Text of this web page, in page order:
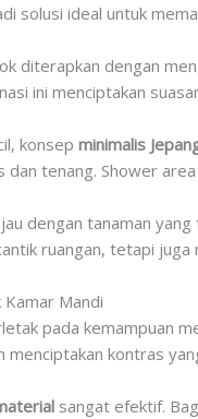
solusi ideal untuk
diterapkan dengan
ini menciptakan
konsepminimalis
dan tenang. Shower
dengan tanaman
ruangan, tetapi
Mandi
pada kemampuan
kontras
sangat efektif.